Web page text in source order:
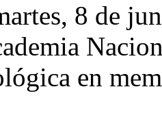
8 de
en